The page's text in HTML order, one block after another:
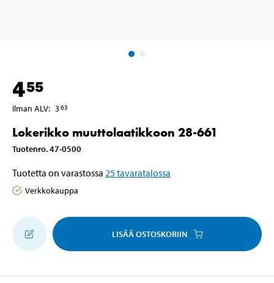
455
Ilman ALV: 363
Lokerikko muuttolaatikkoon 28-661
Tuotenro.47-0500
Tuotetta on varastossa 25tavaratalossa
Verkkokauppa
LISÄÄ OSTOSKORIIN